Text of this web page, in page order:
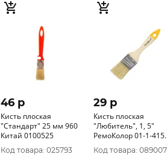
46 p
Кисть плоская
"Стандарт" 25 мм 960
Китай 0100525
Код товара: 025793
29 p
Кисть плоская
"Любитель", 1, 5"
РемоКолор 01-1-415
(упак. 12 шт)
Код товара: 089007